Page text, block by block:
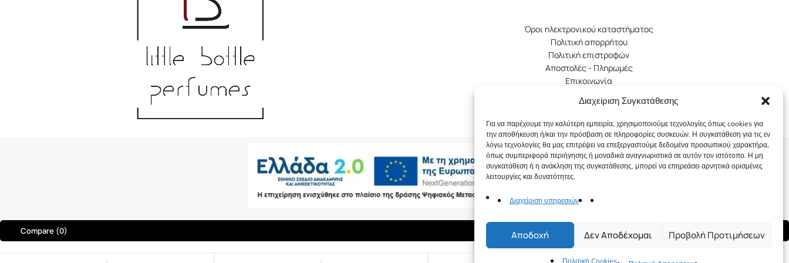
Διαχείριση Συγκατάθεσης
Για να παρέχουμε την καλύτερη εμπειρία, χρησιμοποιούμε τεχνολογίες όπως cookies για
την αποθήκευση ή/και την πρόσβαση σε πληροφορίες συσκευών. Η συγκατάθεση για τις εν
λόγω τεχνολογίες θα μας επιτρέψει να επεξεργαστούμε δεδομένα προσωπικού χαρακτήρα,
όπως συμπεριφορά περιήγησης ή μοναδικά αναγνωριστικά σε αυτόν τον ιστότοπο. Η μη
συγκατάθεση ή η ανάκληση της συγκατάθεσης, μπορεί να επηρεάσει αρνητικά ορισμένες
λειτουργίες και δυνατότητες.
Διαχείριση υπηρεσιών
Αποδοχή Δεν Αποδέχομαι Προβολή Προτιμήσεων
Πολιτική Cookies
Όροι ηλεκτρονικού καταστήματος
Πολιτική απορρήτου
Πολιτική επιστροφών
Αποστολές - Πληρωμές
Επικοινωνία
Copyright 2026 Little Bottle Perfumes. All rights reserved
Compare (0)